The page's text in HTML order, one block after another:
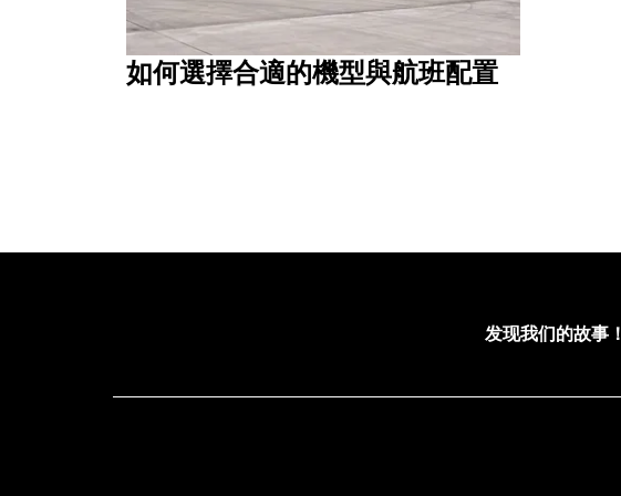
如何選擇合適的機型與航班配置
发现我们的故事！